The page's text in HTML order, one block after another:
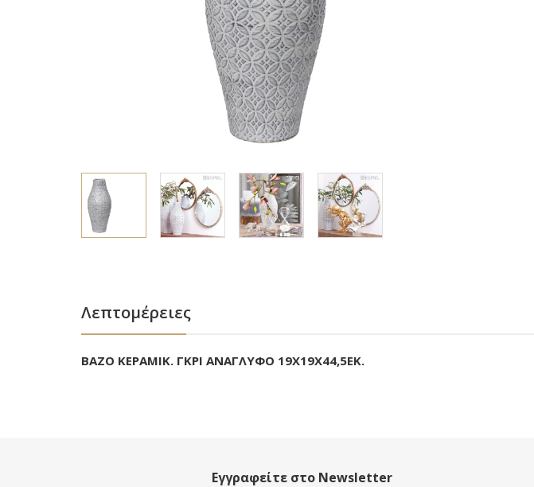
Λεπτομέρειες
BAZO ΚΕΡΑΜΙΚ. ΓΚΡΙ ΑΝΑΓΛΥΦΟ 19Χ19Χ44,5ΕΚ.
Εγγραφείτε στο Newsletter